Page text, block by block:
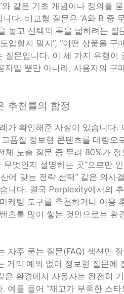
와 같은 기초 개념이나 정의를
다. 비교형 질문은 ‘A와 B 중
놓고 선택의 폭을 넓히려는 질
입할지 말지”, “어떤 상품을 구
문입니다. 이 세 가지 유형이
자일 뿐만 아니라, 사용자의 구
추천률의 함정
가 확인해준 사실이 있습니다.
품질 정보형 콘텐츠를 대량으
체 노출 질문 중 무려 80%가
엇인지 설명하는 곳”으로만
에 맞는 전략 선택” 같은 의사
니다. 결국 Perplexity에서의
케팅 도구를 추천하거나 이용
츠를 많이 쌓는 것만으로는 환
자주 묻는 질문(FAQ) 섹션만
거의 예외 없이 정보형 질문에
환경에서 사용자는 완전히
예를 들어 “재고가 부족한 스